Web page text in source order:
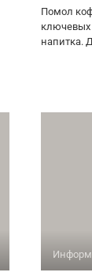
Помол
ключевых
напитка.